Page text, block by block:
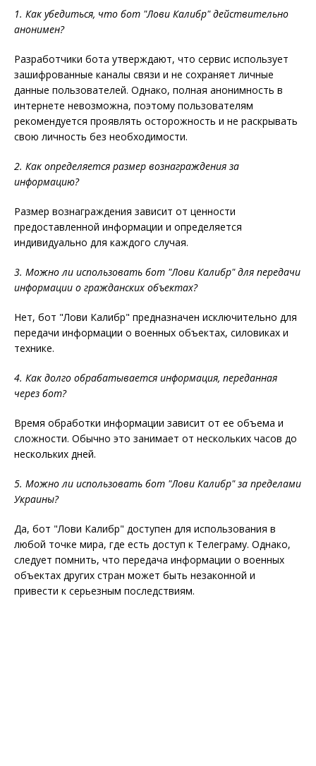
1. Как убедиться, что бот "Лови Калибр" действительно
анонимен?
Разработчики бота утверждают, что сервис использует
зашифрованные каналы связи и не сохраняет личные
данные пользователей. Однако, полная анонимность в
интернете невозможна, поэтому пользователям
рекомендуется проявлять осторожность и не раскрывать
свою личность без необходимости.
2. Как определяется размер вознаграждения за
информацию?
Размер вознаграждения зависит от ценности
предоставленной информации и определяется
индивидуально для каждого случая.
3. Можно ли использовать бот "Лови Калибр" для передачи
информации о гражданских объектах?
Нет, бот "Лови Калибр" предназначен исключительно для
передачи информации о военных объектах, силовиках и
технике.
4. Как долго обрабатывается информация, переданная
через бот?
Время обработки информации зависит от ее объема и
сложности. Обычно это занимает от нескольких часов до
нескольких дней.
5. Можно ли использовать бот "Лови Калибр" за пределами
Украины?
Да, бот "Лови Калибр" доступен для использования в
любой точке мира, где есть доступ к Телеграму. Однако,
следует помнить, что передача информации о военных
объектах других стран может быть незаконной и
привести к серьезным последствиям.